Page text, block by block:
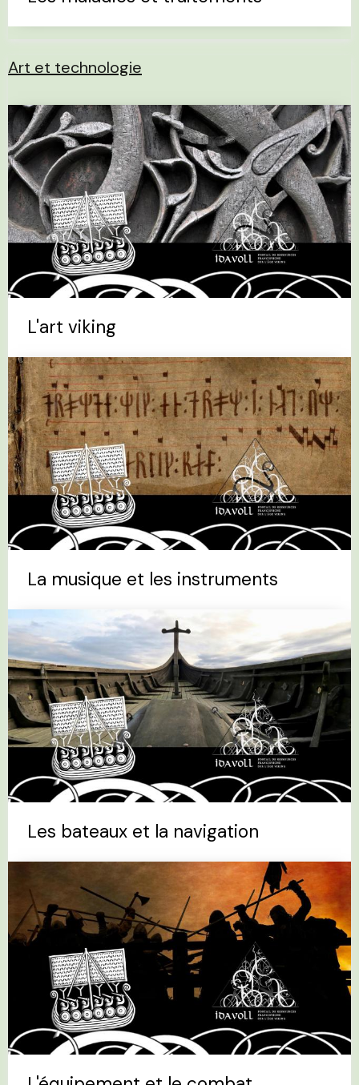
Art et technologie
L'art viking
La musique et les instruments
Les bateaux et la navigation